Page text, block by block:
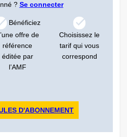
? Se connecter
Bénéficiez
offre de
référence
éditée par
l’AMF
Choisissez le
tarif qui vous
correspond
D'ABONNEMENT